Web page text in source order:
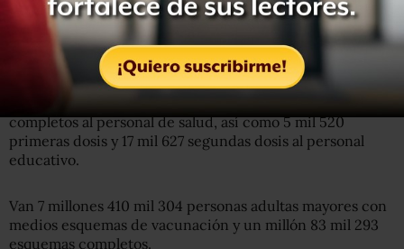
Este viernes fueron aplicadas 185 mil 551 vacunas contra
COVID en el país. Hasta ahora se han aplicado en total se
han aplicado 10 millones 984 mil 869 dosis.
Se han aplicado 155 mil medios esquemas y 754 esquemas
completos al personal de salud, así como 5 mil 520
primeras dosis y 17 mil 627 segundas dosis al personal
educativo.
Van 7 millones 410 mil 304 personas adultas mayores con
medios esquemas de vacunación y un millón 83 mil 293
esquemas completos.